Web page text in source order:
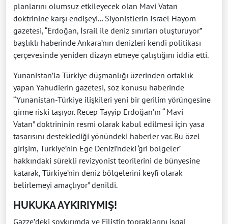
planlarını olumsuz etkileyecek olan Mavi Vatan
doktrinine karşı endişeyi... Siyonistlerin İsrael Hayom
gazetesi, “Erdoğan, İsrail ile deniz sınırları oluşturuyor”
başlıklı haberinde Ankara’nın denizleri kendi politikası
çerçevesinde yeniden dizayn etmeye çalıştığını iddia etti.
Yunanistan’la Türkiye düşmanlığı üzerinden ortaklık
yapan Yahudierin gazetesi, söz konusu haberinde
“Yunanistan-Türkiye ilişkileri yeni bir gerilim yörüngesine
girme riski taşıyor. Recep Tayyip Erdoğan’ın “ Mavi
Vatan” doktrininin resmi olarak kabul edilmesi için yasa
tasarısını desteklediği yönündeki haberler var. Bu özel
girişim, Türkiye’nin Ege Denizi’ndeki ‘gri bölgeler’
hakkındaki sürekli revizyonist teorilerini de bünyesine
katarak, Türkiye’nin deniz bölgelerini keyfi olarak
belirlemeyi amaçlıyor” denildi.
HUKUKA AYKIRIYMIŞ!
Gazze’deki soykırımda ve Filistin topraklarını işgal